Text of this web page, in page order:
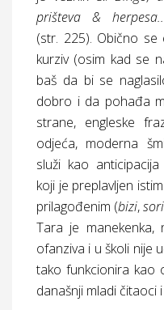
prišteva &
(str. 225). Obično se
kurziv (osim kad se
baš da bi se
dobro i da pohađa
strane, engleske
odjeća, moderna
služi kao
koji je preplavljen
prilagođenim (bizi,sori
Tara je
ofanziva i u školi nije
tako funkcionira kao
današnji mladi čitaoci